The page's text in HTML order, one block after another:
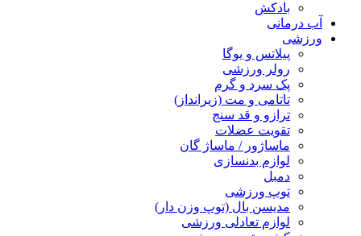
بادکش
آب درمانی
ورزشی
پیلاتس و یوگا
رولر ورزشی
پک سرد و گرم
تاتامی و مت (زیرانداز)
ترازو و قد سنج
تقویت عضلات
ماساژور / ماساژ گان
لوازم بدنسازی
دمبل
توپ ورزشی
مدیسن بال (توپ وزن دار)
لوازم تعادلی ورزشی